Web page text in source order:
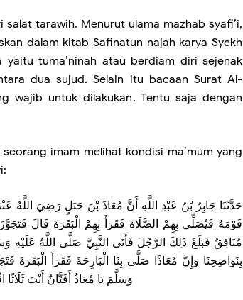
tarawih. Menurut ulama mazhab syafi’i,
dalam kitab Safinatun najah karya Syekh
tuma’ninah atau berdiam diri sejenak
dua sujud. Selain itu bacaan Surat Al-
wajib untuk dilakukan. Tentu saja dengan
imam melihat kondisi ma’mum yang
حَدَّثَنَا جَابِرُ بْنُ عَبْدِ اللَّهِ أَنَّ مُعَاذَ بْنَ جَبَلٍ رَضِيَ اللَّهُ
قَوْمَهُ فَيُصَلِّي بِهِمْ الصَّلَاةَ فَقَرَأَ بِهِمْ الْبَقَرَةَ قَالَ
مُنَافِقٌ فَبَلَغَ ذَلِكَ الرَّجُلَ فَأَتَى النَّبِيَّ صَلَّى اللَّهُ عَلَيْهِ
بِنَوَاضِحِنَا وَإِنَّ مُعَاذًا صَلَّى بِنَا الْبَارِحَةَ فَقَرَأَ
وَسَلَّمَ يَا مُعَاذُ أَفَتَّانٌ أَنْتَ